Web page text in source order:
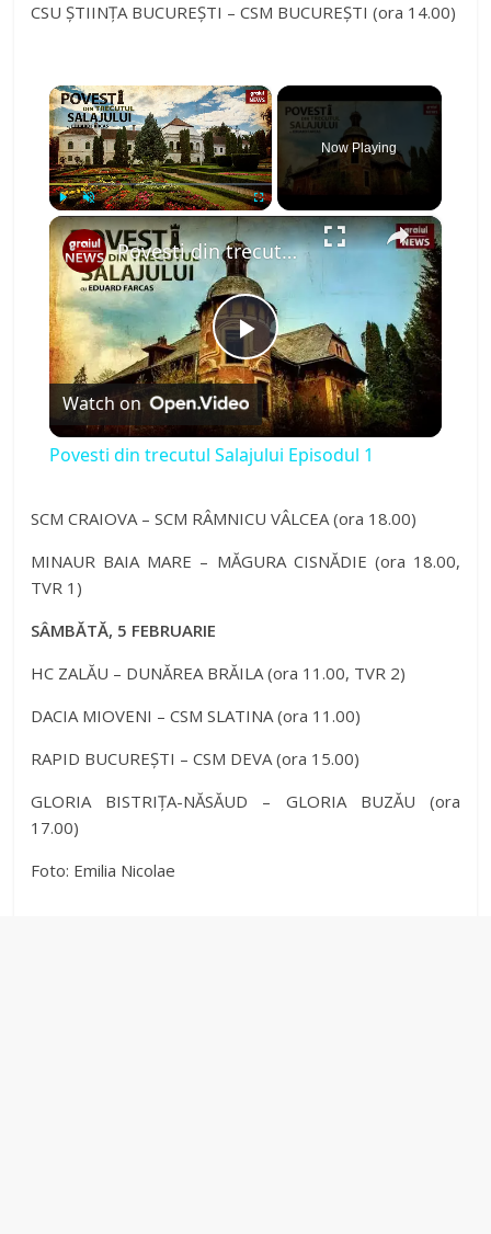
CSU ȘTIINȚA BUCUREȘTI – CSM BUCUREȘTI (ora 14.00)
×
Play Unmute Fullscreen
Now Playing
×
P
l
y
i
d
e
Povesti din trecutul Salajului Episodul 1
Watch on
Povesti din trecutul Salajului Episodul 1
SCM CRAIOVA – SCM RÂMNICU VÂLCEA (ora 18.00)
MINAUR BAIA MARE – MĂGURA CISNĂDIE (ora 18.00,
TVR 1)
SÂMBĂTĂ, 5 FEBRUARIE
HC ZALĂU – DUNĂREA BRĂILA (ora 11.00, TVR 2)
DACIA MIOVENI – CSM SLATINA (ora 11.00)
RAPID BUCUREȘTI – CSM DEVA (ora 15.00)
GLORIA BISTRIȚA-NĂSĂUD – GLORIA BUZĂU (ora
17.00)
Foto: Emilia Nicolae